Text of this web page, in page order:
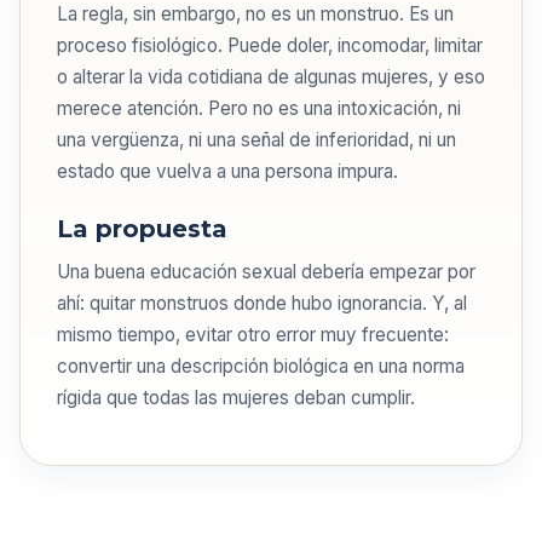
La regla, sin embargo, no es un monstruo. Es un
proceso fisiológico. Puede doler, incomodar, limitar
o alterar la vida cotidiana de algunas mujeres, y eso
merece atención. Pero no es una intoxicación, ni
una vergüenza, ni una señal de inferioridad, ni un
estado que vuelva a una persona impura.
La propuesta
Una buena educación sexual debería empezar por
ahí: quitar monstruos donde hubo ignorancia. Y, al
mismo tiempo, evitar otro error muy frecuente:
convertir una descripción biológica en una norma
rígida que todas las mujeres deban cumplir.